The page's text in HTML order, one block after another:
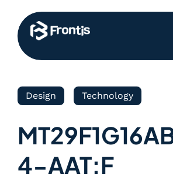
Design Technology
4-AAT:F